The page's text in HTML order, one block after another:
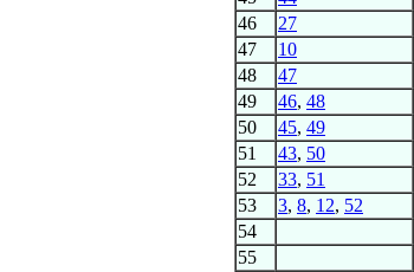
46 27
47 10
48 47
49 46, 48
50 45, 49
51 43, 50
52 33, 51
53 3, 8, 12, 52
54
55